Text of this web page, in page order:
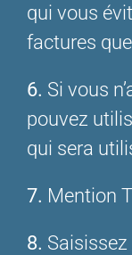
qui vous
factures
6. Si vous
pouvez
qui sera
7. Mention
8.